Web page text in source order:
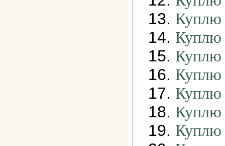
13. Куплю
14. Куплю
15. Куплю
16. Куплю
17. Куплю
18. Куплю
19. Куплю